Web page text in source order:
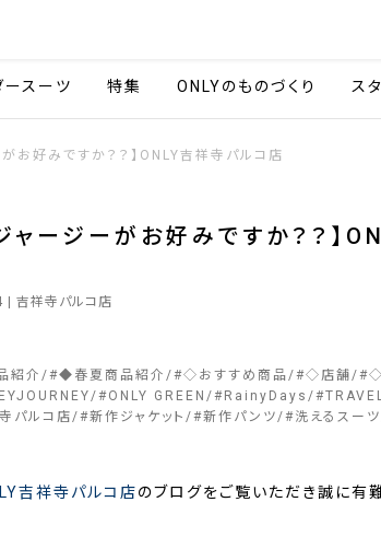
ースーツ 特集 ONLYのものづくり ス
がお好みですか？？】ONLY吉祥寺パルコ店
ャージーがお好みですか？？】
| 吉祥寺パルコ店
紹介 #◆春夏商品紹介 #◇おすすめ商品 #◇店舗 #◇
#ONLY GREEN # RainyDays #
パルコ店 #新作ジャケット #新作パンツ #洗えるスーツ
吉祥寺パルコ店のブログをご覧いただき誠に有難